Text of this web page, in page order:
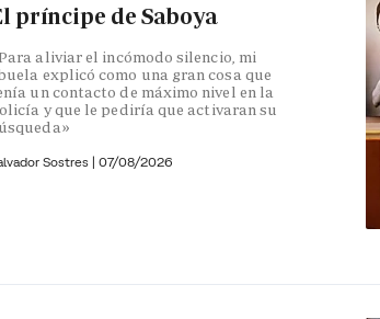
príncipe de Saboya
aliviar el incómodo silencio, mi
explicó como una gran cosa que
un contacto de máximo nivel en la
y que le pediría que activaran su
Sostres | 07/08/2026